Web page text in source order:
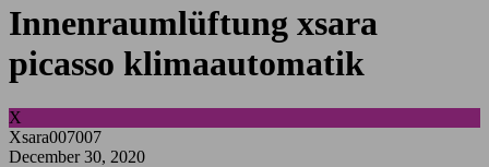
Innenraumlüftung xsara
picasso klimaautomatik
X
Xsara007007
December 30, 2020